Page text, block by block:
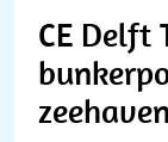
CE Delft